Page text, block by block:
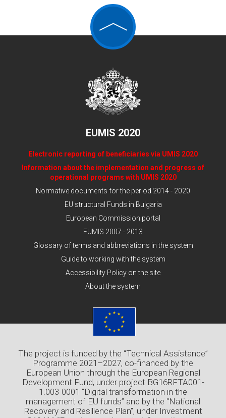
EUMIS 2020
Electronic reporting of beneficiaries via UMIS 2020
Information about the implementation and progress of
operational programs with UMIS 2020
Normative documents for the period 2014 - 2020
EU structural Funds in Bulgaria
European Commission portal
EUMIS 2007 - 2013
Glossary of terms and abbreviations in the system
Guide to working with the system
Accessibility Policy on the site
About the system
The project is funded by the “Technical Assistance”
Programme 2021–2027, co-financed by the
European Union through the European Regional
Development Fund, under project BG16RFTA001-
1.003-0001 “Digital transformation in the
management of EU funds” and by the “National
Recovery and Resilience Plan”, under Investment